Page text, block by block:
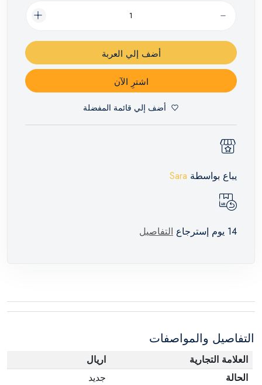
أضف إلي العربة
اشترِ الآن
أضف إلي قائمة المفضلة
يباع بواسطة Sara
14 يوم إسترجاع التفاصيل
التفاصيل والمواصفات
العلامة التجارية
اريال
الحالة
جديد